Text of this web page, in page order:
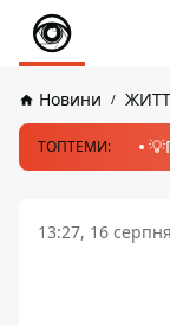
Новини
ТОПТЕМИ:
13:27, 16